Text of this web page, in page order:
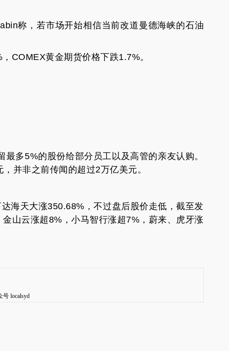
称，若市场开始相信当前改道曼德海峡的石油
COMEX黄金期货价格下跌1.7%。
多5%的股份给部分员工以及高管的亲友认购。
并非之前传闻的超过2万亿美元。
海天大涨350.68%，不过盘后股价走低，截至发
山云涨超8%，小马智行涨超7%，蔚来、虎牙涨
localsyd